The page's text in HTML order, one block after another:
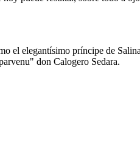
el elegantísimo príncipe de
don Calogero Sedara.